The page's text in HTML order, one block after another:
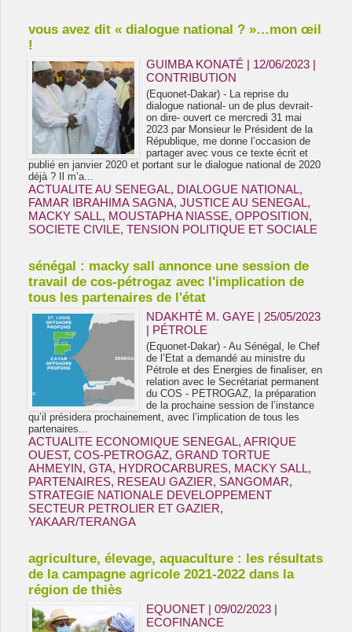
vous avez dit « dialogue national ? »…mon œil
!
GUIMBA KONATÉ | 12/06/2023 |
CONTRIBUTION
(Equonet-Dakar) - La reprise du
dialogue national- un de plus devrait-
on dire- ouvert ce mercredi 31 mai
2023 par Monsieur le Président de la
République, me donne l’occasion de
partager avec vous ce texte écrit et
publié en janvier 2020 et portant sur le dialogue national de 2020
déjà ? Il m’a...
ACTUALITE AU SENEGAL, DIALOGUE NATIONAL,
FAMAR IBRAHIMA SAGNA, JUSTICE AU SENEGAL,
MACKY SALL, MOUSTAPHA NIASSE, OPPOSITION,
SOCIETE CIVILE, TENSION POLITIQUE ET SOCIALE
sénégal : macky sall annonce une session de
travail de cos-pétrogaz avec l'implication de
tous les partenaires de l'état
NDAKHTÉ M. GAYE | 25/05/2023
| PÉTROLE
(Equonet-Dakar) - Au Sénégal, le Chef
de l’Etat a demandé au ministre du
Pétrole et des Energies de finaliser, en
relation avec le Secrétariat permanent
du COS - PETROGAZ, la préparation
de la prochaine session de l’instance
qu’il présidera prochainement, avec l’implication de tous les
partenaires...
ACTUALITE ECONOMIQUE SENEGAL, AFRIQUE
OUEST, COS-PETROGAZ, GRAND TORTUE
AHMEYIN, GTA, HYDROCARBURES, MACKY SALL,
PARTENAIRES, RESEAU GAZIER, SANGOMAR,
STRATEGIE NATIONALE DEVELOPPEMENT
SECTEUR PETROLIER ET GAZIER,
YAKAAR/TERANGA
agriculture, élevage, aquaculture : les résultats
de la campagne agricole 2021-2022 dans la
région de thiès
EQUONET | 09/02/2023 |
ECOFINANCE